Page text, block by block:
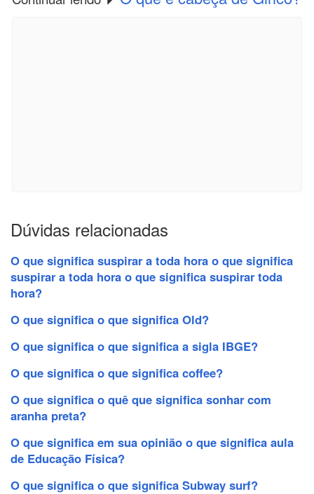
Dúvidas relacionadas
O que significa suspirar a toda hora o que significa
suspirar a toda hora o que significa suspirar toda
hora?
O que significa o que significa Old?
O que significa o que significa a sigla IBGE?
O que significa o que significa coffee?
O que significa o quê que significa sonhar com
aranha preta?
O que significa em sua opinião o que significa aula
de Educação Física?
O que significa o que significa Subway surf?